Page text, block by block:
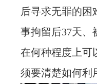
后寻求无罪的困
事拘留后37天、
在何种程度上可
须要清楚如何利